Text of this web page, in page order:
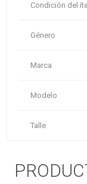
Condición del
Género
Marca
Modelo
Talle